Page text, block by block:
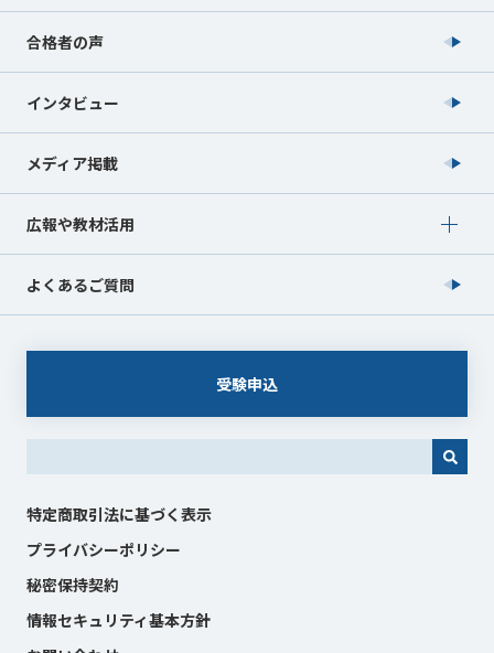
合格者の声
インタビュー
メディア掲載
広報や教材活用
Show submenu for 広報や教材活用
よくあるご質問
受験申込
特定商取引法に基づく表示
プライバシーポリシー
秘密保持契約
情報セキュリティ基本方針